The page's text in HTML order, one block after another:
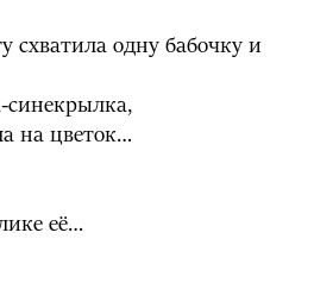
схватила одну бабочку и
синекрылка,
на цветок…
её…